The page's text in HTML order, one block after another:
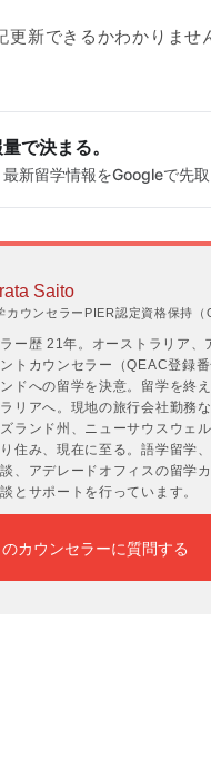
新できるかわかりませ
で決まる。
新留学情報をGoogleで先
Saito
カウンセラーPIER認定資格保持（
ー歴 21年。オーストラリア、
トカウンセラー（QEAC登録
ドへの留学を決意。留学を終
リアへ。現地の旅行会社勤務
ランド州、ニューサウスウェ
住み、現在に至る。語学留学
、アデレードオフィスの留学
とサポートを行っています。
のカウンセラーに質問する